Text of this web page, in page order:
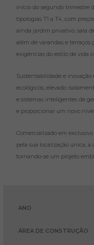
início do segundo trimestre
tipologias T1 a T4, com
ainda jardim privativo, sala
além de varandas e terraços
exigências do estilo de vida
Sustentabilidade e inovação
ecológicos, elevado
e sistemas inteligentes de
e proporcionar um novo
Comercializado em
pela sua localização única, a
tornando-se um projeto
ANO
ÁREA DE CONSTRUÇÃO